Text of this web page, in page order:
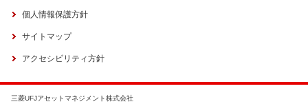
個人情報保護方針
サイトマップ
アクセシビリティ方針
三菱UFJアセットマネジメント株式会社